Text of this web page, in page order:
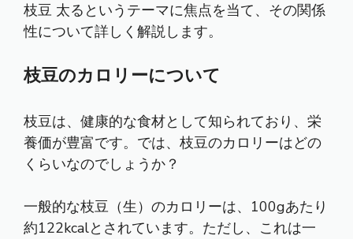
枝豆 太るというテーマに焦点を当て、その関係
性について詳しく解説します。
枝豆のカロリーについて
枝豆は、健康的な食材として知られており、栄
養価が豊富です。では、枝豆のカロリーはどの
くらいなのでしょうか？
一般的な枝豆（生）のカロリーは、100gあたり
約122kcalとされています。ただし、これは一